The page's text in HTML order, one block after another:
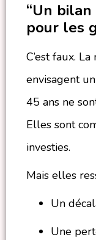
“Un bilan
pour les
C’est faux.
envisagent
45 ans ne
Elles sont
investies.
Mais elles
Un
Une